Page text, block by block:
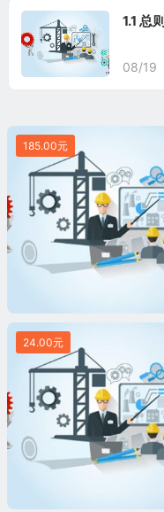
1.1 总则
08/19
185.00元
24.00元